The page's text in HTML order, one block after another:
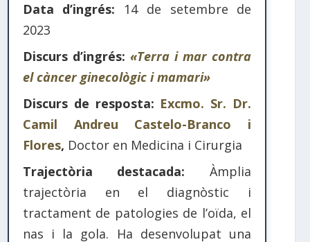
Data d’ingrés: 14 de setembre de
2023
Discurs d’ingrés: «Terra i mar contra
el càncer ginecològic i mamari»
Discurs de resposta: Excmo. Sr. Dr.
Camil Andreu Castelo-Branco i
Flores, Doctor en Medicina i Cirurgia
Trajectòria destacada:Àmplia
trajectòria en el diagnòstic i
tractament de patologies de l’oïda, el
nas i la gola. Ha desenvolupat una